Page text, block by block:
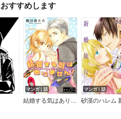
すすめします
マンガ｜話
結婚する気はありません！
マンガ｜話